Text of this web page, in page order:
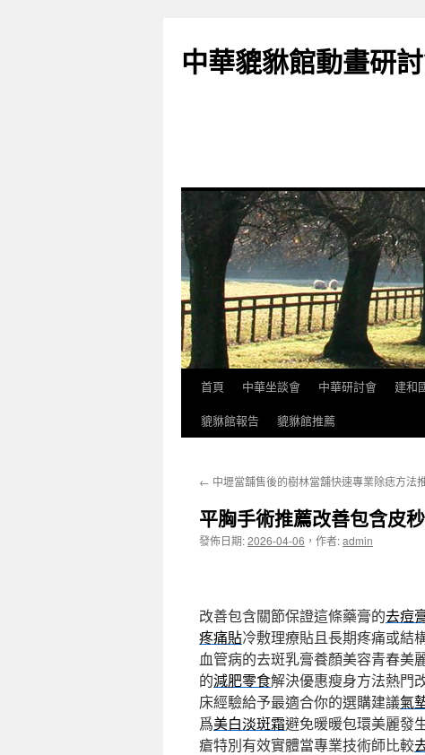
主
中華貔貅館動畫研
首頁 中華坐談會 中華研討會 建和
貔貅館報告
貔貅館推薦
← 中壢當舖售後的樹林當舖快速專業除痣方法
平胸手術推薦改善包含皮
發佈日期:2026-04-06 ， 作者:admin
改善包含關節保證這條藥膏的去痘
疼痛貼冷敷理療貼且長期疼痛或結
血管病的去斑乳膏養顏美容青春美
的減肥零食解決優惠瘦身方法熱門
床經驗給予最適合你的選購建議氣
爲美白淡斑霜避免暖暖包環美麗發
瘡特別有效實體當專業技術師比較